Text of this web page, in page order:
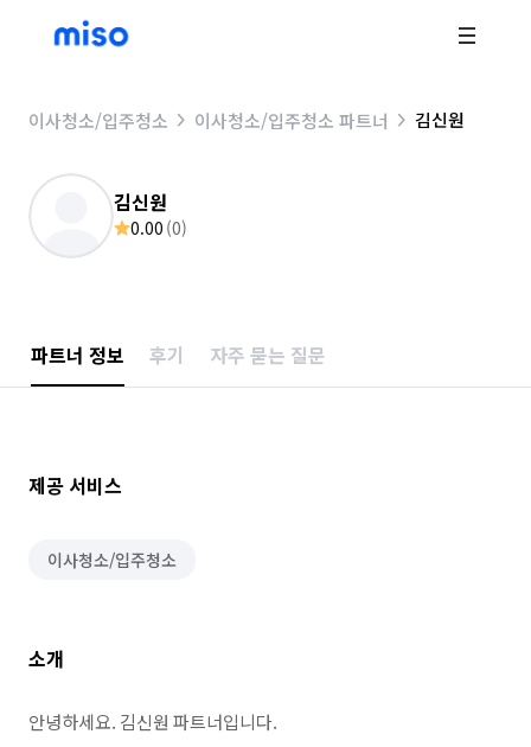
이사청소/입주청소 이사청소/입주청소 파트너 김신원
김신원
0.00 (0)
파트너 정보 후기 자주 묻는 질문
제공 서비스
이사청소/입주청소
소개
안녕하세요. 김신원 파트너입니다.